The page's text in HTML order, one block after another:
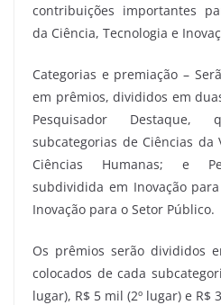
contribuições importantes
da Ciência, Tecnologia e
Categorias e premiação –
em prêmios, divididos em
Pesquisador
subcategorias de Ciências da
Ciências Humanas; e
subdividida em Inovação
Inovação para o Setor Público.
Os prêmios serão divididos
colocados de cada
lugar), R$ 5 mil (2º lugar) e R$